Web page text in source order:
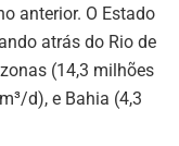
anterior. O Estado
atrás do Rio de
(14,3 milhões
d), e Bahia (4,3